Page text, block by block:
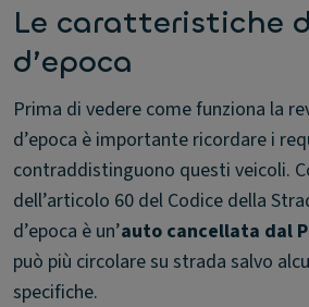
Le caratteristiche
d’epoca
Prima di vedere come funziona la
d’epoca è importante ricordare i
contraddistinguono questi veicoli.
dell’articolo 60 del Codice della
d’epoca è un’auto cancellata dal
può più circolare su strada salvo
specifiche.